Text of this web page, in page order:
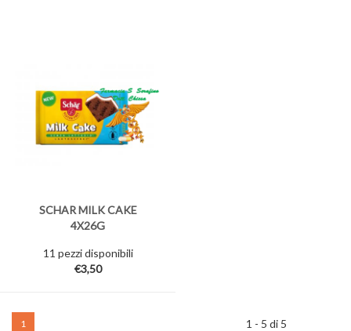
SCHAR MILK CAKE
4X26G
11 pezzi disponibili
€3,50
1 1 - 5 di 5